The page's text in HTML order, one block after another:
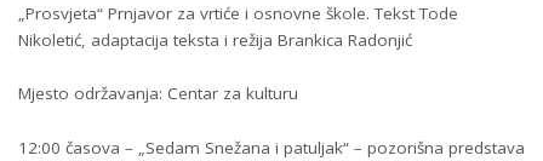
„Prosvjeta“ Prnjavor za vrtiće i osnovne škole. Tekst Tode
Nikoletić, adaptacija teksta i režija Brankica Radonjić
Mjesto održavanja: Centar za kulturu
12:00 časova – „Sedam Snežana i patuljak“ – pozorišna predstava